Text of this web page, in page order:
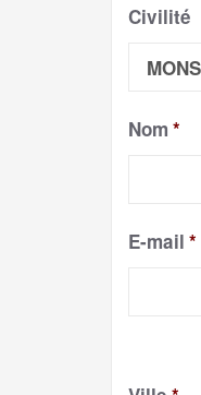
Civilité
Nom *
E-mail *